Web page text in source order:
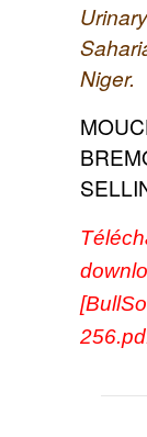
Niger.